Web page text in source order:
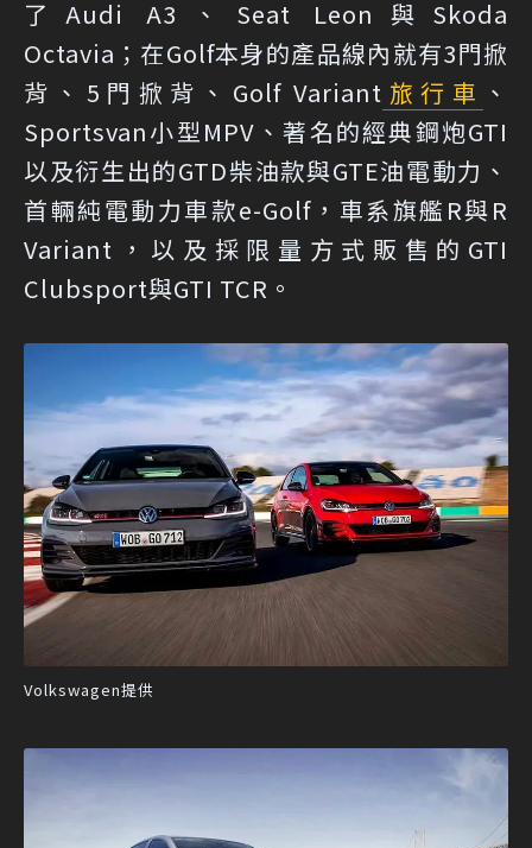
了Audi A3、Seat Leon與Skoda
Octavia；在Golf本身的產品線內就有3門掀
背、5門掀背、Golf Variant 旅行車 、
Sportsvan小型MPV、著名的經典鋼炮GTI
以及衍生出的GTD柴油款與GTE油電動力、
首輛純電動力車款e-Golf，車系旗艦R與R
Variant，以及採限量方式販售的GTI
Clubsport與GTI TCR。
Volkswagen提供